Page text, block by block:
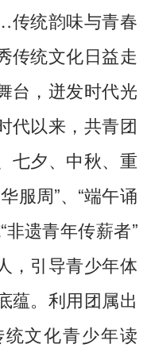
统韵味与青春
传统文化日益走
台，迸发时代光
代以来，共青团
七夕、中秋、重
服周”、“端午诵
遗青年传薪者”
，引导青少年体
蕴。利用团属出
文化青少年读